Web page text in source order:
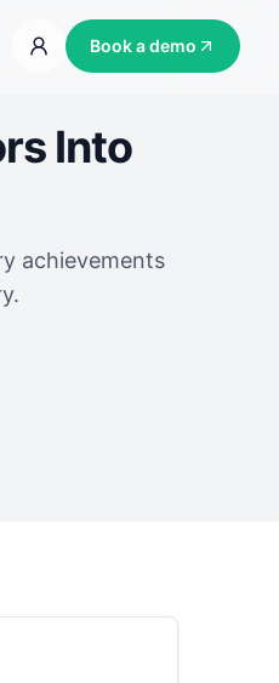
Book a demo
Into
achievements